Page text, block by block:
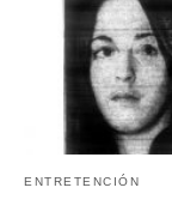
ENTRETENCIÓN